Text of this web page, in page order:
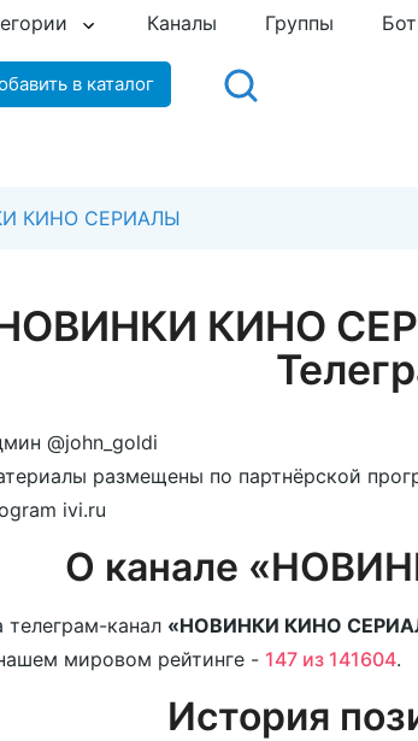
Каналы Группы
в каталог
КИНО СЕРИАЛЫ
КИНО
@john_goldi
размещены по партнёрской
ivi.ru
О канале
телеграм-канал «НОВИНКИ КИНО
мировом рейтинге - 147 из 141604.
История